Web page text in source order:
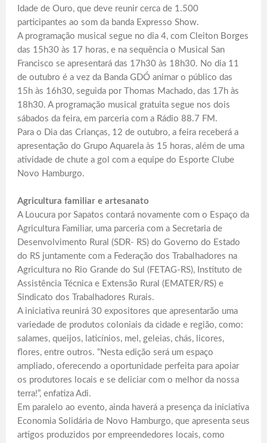
Idade de Ouro, que deve reunir cerca de 1.500
participantes ao som da banda Expresso Show.
A programação musical segue no dia 4, com Cleiton Borges
das 15h30 às 17 horas, e na sequência o Musical San
Francisco se apresentará das 17h30 às 18h30. No dia 11
de outubro é a vez da Banda GDÓ animar o público das
15h às 16h30, seguida por Thomas Machado, das 17h às
18h30. A programação musical gratuita segue nos dois
sábados da feira, em parceria com a Rádio 88.7 FM.
Para o Dia das Crianças, 12 de outubro, a feira receberá a
apresentação do Grupo Aquarela às 15 horas, além de uma
atividade de chute a gol com a equipe do Esporte Clube
Novo Hamburgo.
Agricultura familiar e artesanato
A Loucura por Sapatos contará novamente com o Espaço da
Agricultura Familiar, uma parceria com a Secretaria de
Desenvolvimento Rural (SDR- RS) do Governo do Estado
do RS juntamente com a Federação dos Trabalhadores na
Agricultura no Rio Grande do Sul (FETAG-RS), Instituto de
Assistência Técnica e Extensão Rural (EMATER/RS) e
Sindicato dos Trabalhadores Rurais.
A iniciativa reunirá 30 expositores que apresentarão uma
variedade de produtos coloniais da cidade e região, como:
salames, queijos, laticínios, mel, geleias, chás, licores,
flores, entre outros. “Nesta edição será um espaço
ampliado, oferecendo a oportunidade perfeita para apoiar
os produtores locais e se deliciar com o melhor da nossa
terra!”, enfatiza Adi.
Em paralelo ao evento, ainda haverá a presença da iniciativa
Economia Solidária de Novo Hamburgo, que apresenta seus
artigos produzidos por empreendedores locais, como